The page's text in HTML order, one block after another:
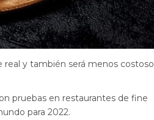
y también será menos costoso
pruebas en restaurantes de fine
para 2022.